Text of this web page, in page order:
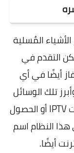
المُسلية
التقدم في
أيضًا في أي
تلك الوسائل
IPTVأو الحصول
النظام اسم
أيضًا.